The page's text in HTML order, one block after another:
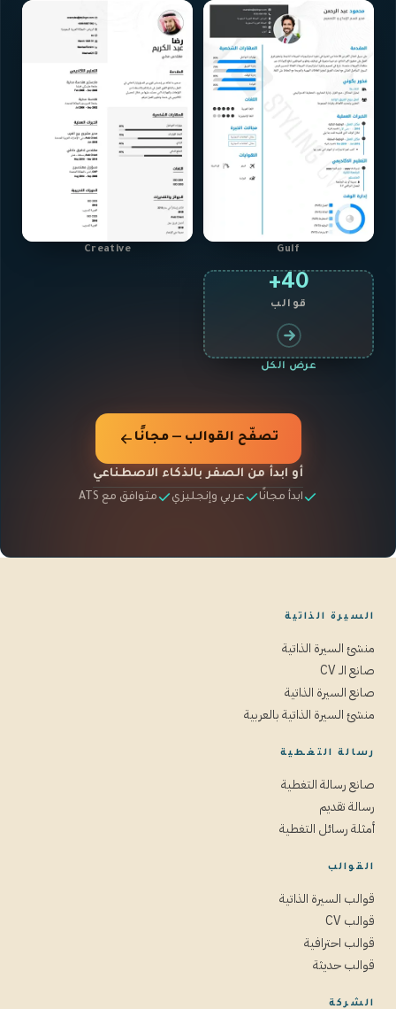
Gulf
Creative
40+
قوالب
عرض الكل
تصفّح القوالب — مجانًا
أو ابدأ من الصفر بالذكاء الاصطناعي
ابدأ مجانًا عربي وإنجليزي متوافق مع ATS
السيرة الذاتية
منشئ السيرة الذاتية
صانع الـ CV
صانع السيرة الذاتية
منشئ السيرة الذاتية بالعربية
رسالة التغطية
صانع رسالة التغطية
رسالة تقديم
أمثلة رسائل التغطية
القوالب
قوالب السيرة الذاتية
قوالب CV
قوالب احترافية
قوالب حديثة
الشركة